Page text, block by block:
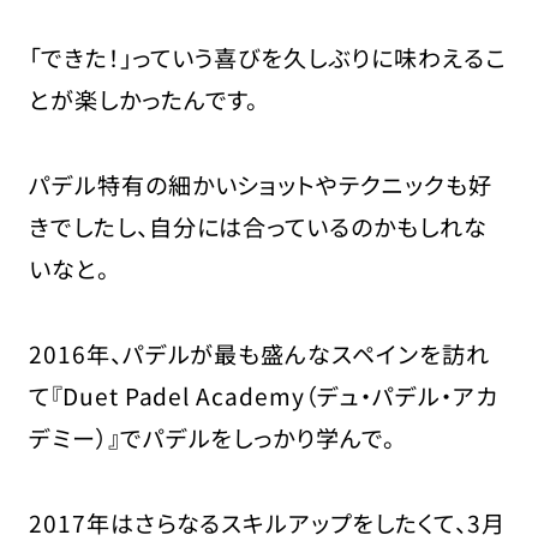
「できた！」っていう喜びを久しぶりに味わえるこ
とが楽しかったんです。
パデル特有の細かいショットやテクニックも好
きでしたし、自分には合っているのかもしれな
いなと。
2016年、パデルが最も盛んなスペインを訪れ
て『Duet Padel Academy（デュ・パデル・アカ
デミー）』でパデルをしっかり学んで。
2017年はさらなるスキルアップをしたくて、3月